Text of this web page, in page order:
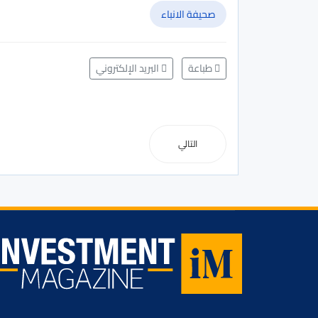
صحيفة الانباء
طباعة البريد الإلكتروني
التالي